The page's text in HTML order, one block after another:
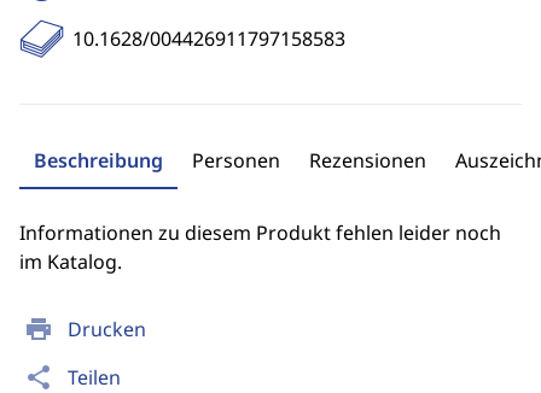
print Drucken
share Teilen
10.1628/004426911797158583
Beschreibung Personen Rezensionen
Informationen zu diesem Produkt fehlen leider noch
im Katalog.